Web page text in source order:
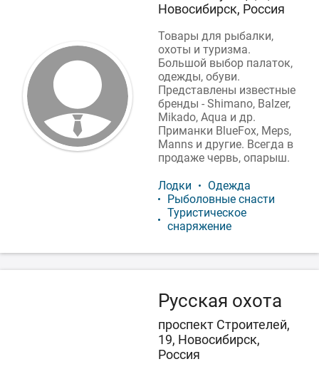
Новосибирск, Россия
Товары для рыбалки,
охоты и туризма.
Большой выбор палаток,
одежды, обуви.
Представлены известные
бренды - Shimano, Balzer,
Mikado, Aqua и др.
Приманки BlueFox, Meps,
Manns и другие. Всегда в
продаже червь, опарыш.
Лодки
Одежда
Рыболовные снасти
Туристическое
снаряжение
Русская охота
проспект Строителей,
19, Новосибирск,
Россия